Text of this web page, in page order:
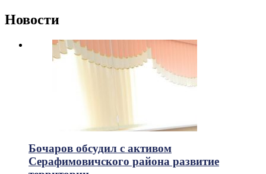
Новости
Бочаров обсудил с активом
Серафимовичского района развитие